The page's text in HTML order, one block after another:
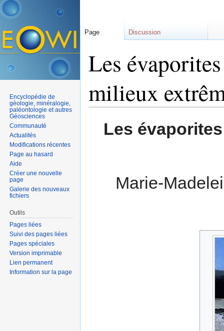
Les
milieux
Les
Marie-
Page Discussion
Encyclopédie de
géologie, minéralogie,
paléontologie et autres
Géosciences
Communauté
Actualités
Modifications récentes
Page au hasard
Aide
Créer une nouvelle
page
Galerie des nouveaux
fichiers
Outils
Pages liées
Suivi des pages liées
Pages spéciales
Version imprimable
Lien permanent
Information sur la page